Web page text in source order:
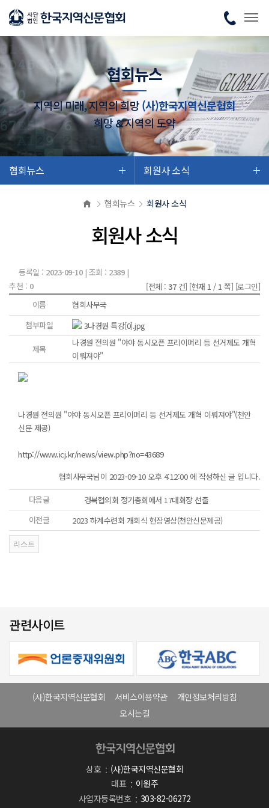
협회뉴스
지역의 미래, 지역의 희망(사)한국지역신문협회
희망 & 지역의 도약
협회뉴스 회원사 소식
협회뉴스 회원사 소식
회원사 소식
등록일 : 2023-09-10| 조회 : 2389|
추천 : 0 [전체 : 37건] [현재 1 / 1 쪽] [로그인]
이름
협회사무국
첨부파일
3나경원 특강[0].jpg
제목
나경원 전의원 "야야 동시오픈 프리이머리 등 선거제도 개혁
이뤄져야"
나경원 전의원 "야야 동시오픈 프리이머리 등 선거제도 개혁 이뤄져야"(천안
신문 제공)
http://www.icj.kr/news/view.php?no=43689
협회사무국님이 2023-09-10 오후 4:12:00 에 작성하신 글 입니다.
다음글
경북협의회 정기총회에서 17대회장 선출
이전글
2023 하계수련회 개회식 현장영상(천안신문제공)
관련사이트
(사)한국지역신문협회 서비스이용약관
개인정보처리방침
오시는길
상호
(사)한국지역신문협회
대표
이원주
사업자등록번호
303-82-06272